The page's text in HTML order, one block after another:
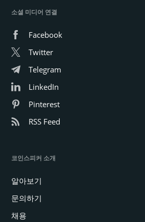
소셜 미디어 연결
Facebook
Twitter
Telegram
LinkedIn
Pinterest
RSS Feed
코인스피커 소개
알아보기
문의하기
채용